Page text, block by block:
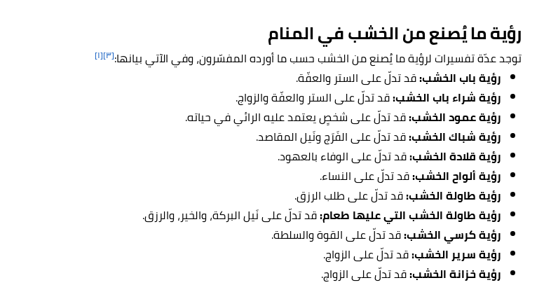
رؤية ما يُصنع من الخشب في المنام
توجد عدّة تفسيرات لرؤية ما يُصنع من الخشب حسب ما أورده المفسّرون، وفي الآتي بيانها:[٣] [١]
رؤية باب الخشب:قد تدلّ على الستر والعفّة.
رؤية شراء باب الخشب:قد تدلّ على الستر والعفّة والزواج.
رؤية عمود الخشب:قد تدلّ على شخصٍ يعتمد عليه الرائي في حياته.
رؤية شباك الخشب:قد تدلّ على الفَرَج ونَيل المقاصد.
رؤية قلادة الخشب:قد تدلّ على الوفاء بالعهود.
رؤية ألواح الخشب:قد تدلّ على النساء.
رؤية طاولة الخشب:قد تدلّ على طلب الرزق.
رؤية طاولة الخشب التي عليها طعام:قد تدلّ على نَيل البركة، والخير، والرزق.
رؤية كرسي الخشب:قد تدلّ على القوة والسلطة.
رؤية سرير الخشب:قد تدلّ على الزواج.
رؤية خزانة الخشب:قد تدلّ على الزواج.